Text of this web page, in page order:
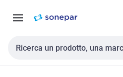
navigazione alla
Cerca input